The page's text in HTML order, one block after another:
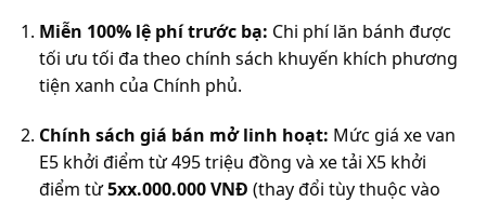
Miễn 100% lệ phí trước bạ: Chi phí lăn bánh được
tối ưu tối đa theo chính sách khuyến khích phương
tiện xanh của Chính phủ.
Chính sách giá bán mở linh hoạt: Mức giá xe van
E5 khởi điểm từ 495 triệu đồng và xe tải X5 khởi
điểm từ5xx.000.000 VNĐ (thay đổi tùy thuộc vào